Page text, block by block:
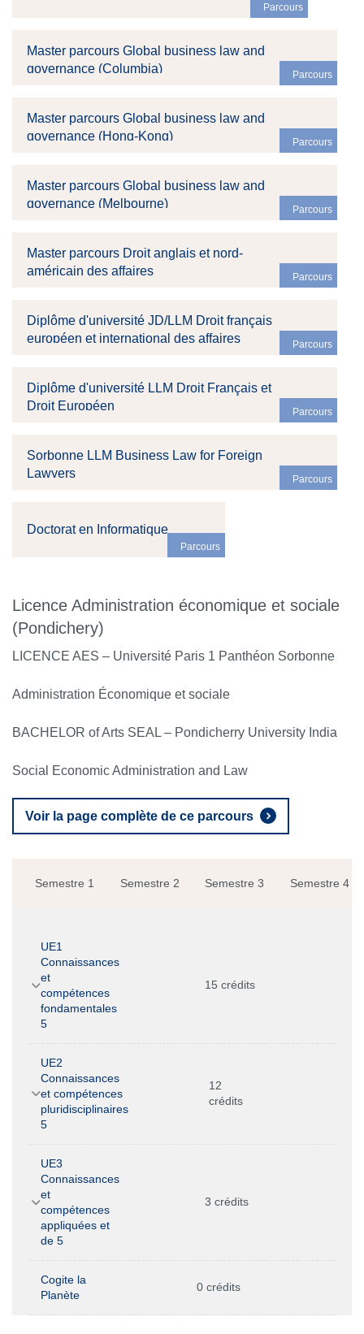
Parcours
Master parcours Global business law and
governance (Columbia)
Parcours
Master parcours Global business law and
governance (Hong-Kong)
Parcours
Master parcours Global business law and
governance (Melbourne)
Parcours
Master parcours Droit anglais et nord-
américain des affaires
Parcours
Diplôme d'université JD/LLM Droit français
européen et international des affaires
Parcours
Diplôme d'université LLM Droit Français et
Droit Européen
Parcours
Sorbonne LLM Business Law for Foreign
Lawyers
Parcours
Doctorat en Informatique
Parcours
Licence Administration économique et sociale
(Pondichery)
LICENCE AES – Université Paris 1 Panthéon Sorbonne
Administration Économique et sociale
BACHELOR of Arts SEAL – Pondicherry University India
Social Economic Administration and Law
Voir la page complète de ce parcours
Semestre 1 Semestre 2 Semestre 3 Semestre 4
UE1
Connaissances
et
compétences
fondamentales
5
15 crédits
UE2
Connaissances
et compétences
pluridisciplinaires
5
12
crédits
UE3
Connaissances
et
compétences
appliquées et
de 5
3 crédits
Cogite la
Planète
0 crédits